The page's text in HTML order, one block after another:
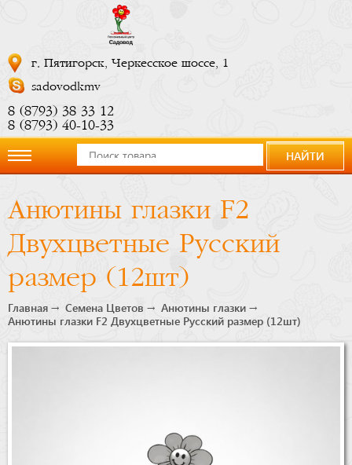
г. Пятигорск, Черкесское шоссе, 1
sadovodkmv
8 (8793) 38 33 12
8 (8793) 40-10-33
компании
Новости
НАЙТИ
Анютины глазки F2
Двухцветные Русский
размер (12шт)
Главная Семена Цветов
Анютины глазки
Анютины глазки F2 Двухцветные Русский размер (12шт)